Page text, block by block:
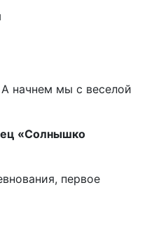
начнем мы с веселой
«Солнышко
первое